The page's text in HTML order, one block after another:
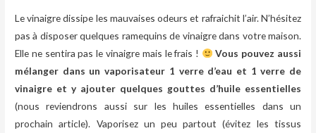
Le vinaigre dissipe les mauvaises odeurs et rafraichit l’air. N’hésitez
pas à disposer quelques ramequins de vinaigre dans votre maison.
Elle ne sentira pas le vinaigre mais le frais !
Vous pouvez aussi
mélanger dans un vaporisateur 1 verre d’eau et 1 verre de
vinaigre et y ajouter quelques gouttes d’huile essentielles
(nous reviendrons aussi sur les huiles essentielles dans un
prochain article). Vaporisez un peu partout (évitez les tissus